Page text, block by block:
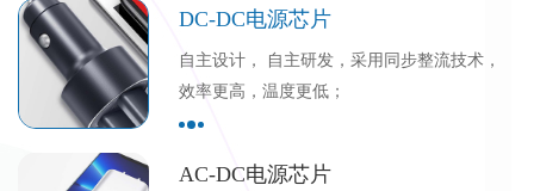
DC-DC电源芯片
自主设计， 自主研发，采用同步整流技术，
效率更高，温度更低；
AC-DC电源芯片